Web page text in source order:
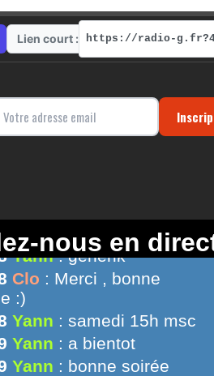
Lien court : https://radio-